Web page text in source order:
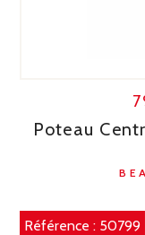
Poteau
Référence : 50799